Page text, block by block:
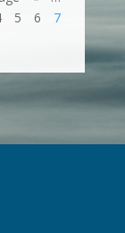
5 6 7